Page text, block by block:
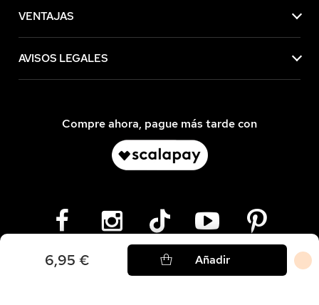
6,95 € Añadir
VENTAJAS
AVISOS LEGALES
Compre ahora, pague más tarde con